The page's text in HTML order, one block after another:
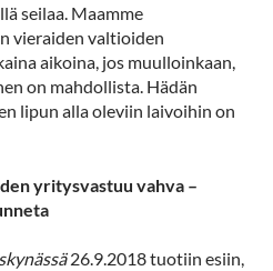
seilaa. Maamme
vieraiden valtioiden
aikoina, jos muulloinkaan,
on mahdollista. Hädän
lipun alla oleviin laivoihin on
yritysvastuu vahva –
26.9.2018 tuotiin esiin,